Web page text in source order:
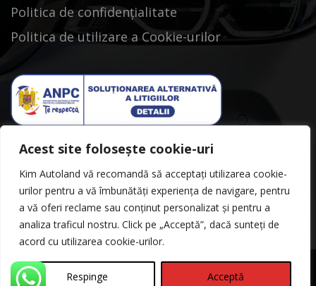
Acest site folosește cookie-uri
Kim Autoland vă recomandă să acceptați utilizarea cookie-
urilor pentru a vă îmbunătăți experiența de navigare, pentru
a vă oferi reclame sau conținut personalizat și pentru a
analiza traficul nostru. Click pe „Acceptă”, dacă sunteți de
acord cu utilizarea cookie-urilor.
Respinge Acceptă
Politica de confidențialitate
Politica de utilizare a Cookie-urilor
©Copyright 2026 Kimautoland